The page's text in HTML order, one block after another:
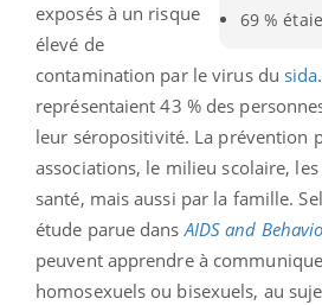
69 %
exposés à un risque
élevé de
contamination par le virus dusida
représentaient 43 % des
leur séropositivité. La prévention
associations, le milieu scolaire,
santé, mais aussi par la famille.
étude parue dansAIDS and
peuvent apprendre à
homosexuels ou bisexuels, au